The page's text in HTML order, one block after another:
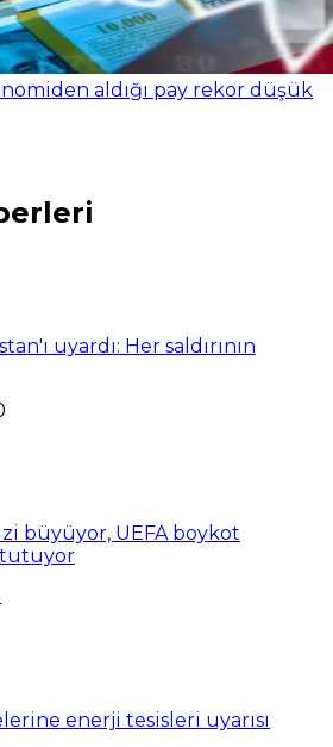
aldığı pay rekor düşük
uyardı: Her saldırının
büyüyor, UEFA boykot
tutuyor
enerji tesisleri uyarısı